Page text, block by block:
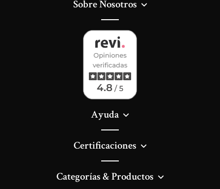
Sobre Nosotros
Ayuda
Certificaciones
Categorías & Productos